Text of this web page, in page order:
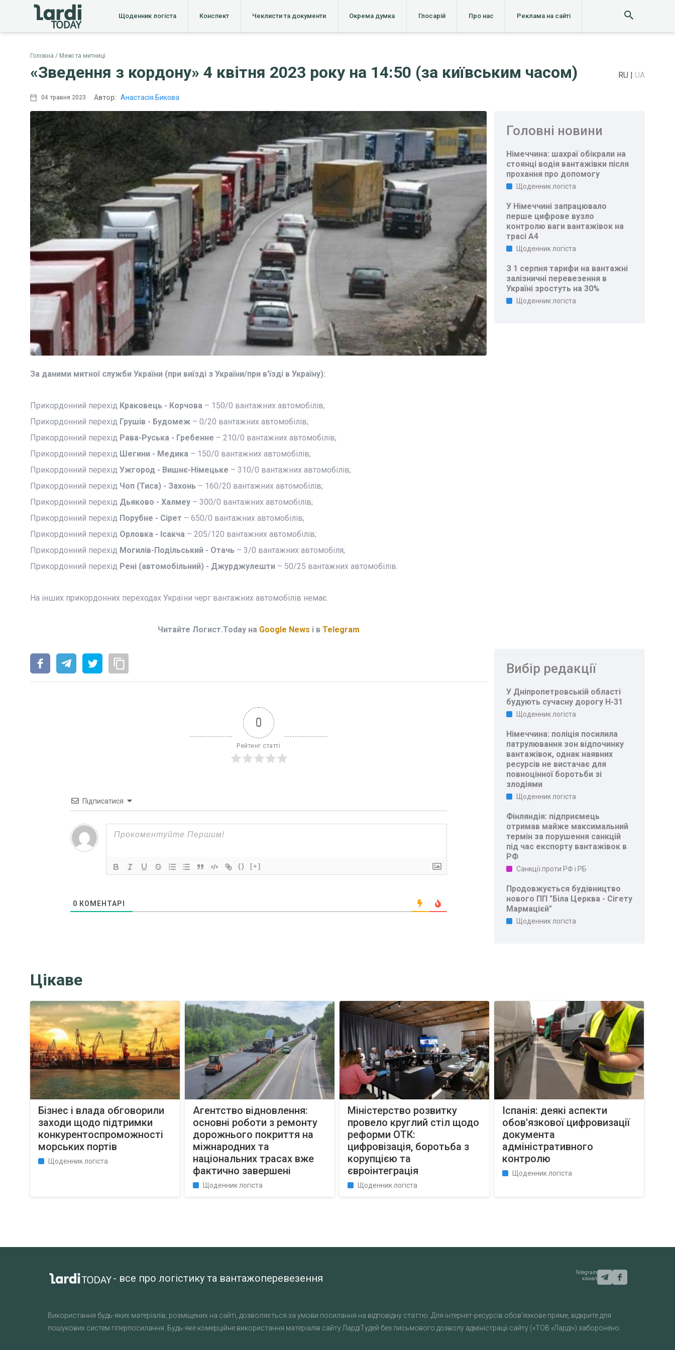
Щоденник логіста Конспект Чеклисти та документи Окрема думка Глосарій Про нас Реклама на сайті
Головна Межі та митниці
«Зведення з кордону» 4 квітня 2023 року на 14:50 (за київським часом) RU UA
04 травня 2023 Автор: Анастасія Бикова
За даними митної служби України (при виїзді з України/при в'їзді в Україну):
Прикордонний перехід Краковець - Корчова – 150/0 вантажних автомобілів;
Прикордонний перехід Грушів - Будомеж– 0/20 вантажних автомобілів;
Прикордонний перехід Рава-Руська - Гребенне – 210/0 вантажних автомобілів;
Прикордонний перехід Шегини - Медика – 150/0 вантажних автомобілів;
Прикордонний перехід Ужгород - Вишнє-Німецьке – 310/0 вантажних автомобілів;
Прикордонний перехід Чоп (Тиса) - Захонь – 160/20 вантажних автомобілів;
Прикордонний перехід Дьяково - Халмеу – 300/0 вантажних автомобілів;
Прикордонний перехід Порубне - Сірет – 650/0 вантажних автомобілів;
Прикордонний перехід Орловка - Ісакча – 205/120 вантажних автомобілів;
Прикордонний перехід Могилів-Подільський - Отачь – 3/0 вантажних автомобіля;
Прикордонний перехід Рені (автомобільний) - Джурджулешти – 50/25 вантажних автомобілів.
На інших прикордонних переходах України черг вантажних автомобілів немає.
Читайте Логист.Today на Google News і в Telegram
0
Рейтинг статті
Підписатися
{} [+]
0 КОМЕНТАРІ
Головні новини
Німеччина: шахраї обікрали на
стоянці водія вантажівки після
прохання про допомогу
Щоденник логіста
У Німеччині запрацювало
перше цифрове вузло
контролю ваги вантажівок на
трасі A4
Щоденник логіста
З 1 серпня тарифи на вантажні
залізничні перевезення в
Україні зростуть на 30%
Щоденник логіста
Вибір редакції
У Дніпропетровській області
будують сучасну дорогу Н-31
Щоденник логіста
Німеччина: поліція посилила
патрулювання зон відпочинку
вантажівок, однак наявних
ресурсів не вистачає для
повноцінної боротьби зі
злодіями
Щоденник логіста
Фінляндія: підприємець
отримав майже максимальний
термін за порушення санкцій
під час експорту вантажівок в
РФ
Санкції проти РФ і РБ
Продовжується будівництво
нового ПП "Біла Церква - Сігету
Мармацієй"
Щоденник логіста
Цікаве
Бізнес і влада обговорили
заходи щодо підтримки
конкурентоспроможності
морських портів
Щоденник логіста
Агентство відновлення:
основні роботи з ремонту
дорожнього покриття на
міжнародних та
національних трасах вже
фактично завершені
Щоденник логіста
Міністерство розвитку
провело круглий стіл щодо
реформи ОТК:
цифровізація, боротьба з
корупцією та
євроінтеграція
Щоденник логіста
Іспанія: деякі аспекти
обов'язкової цифровизації
документа
адміністративного
контролю
Щоденник логіста
- все про логістику та вантажоперевезення
Telegram
канал
Використання будь-яких матеріалів, розміщених на сайті, дозволяється за умови посилання на відповідну статтю. Для інтернет-ресурсів обов'язкове пряме, відкрите для
пошукових систем гіперпосилання. Будь-яке комерційне використання матеріалів сайту ЛардіТудей без письмового дозволу адміністрації сайту («ТОВ «Ларді») заборонено.